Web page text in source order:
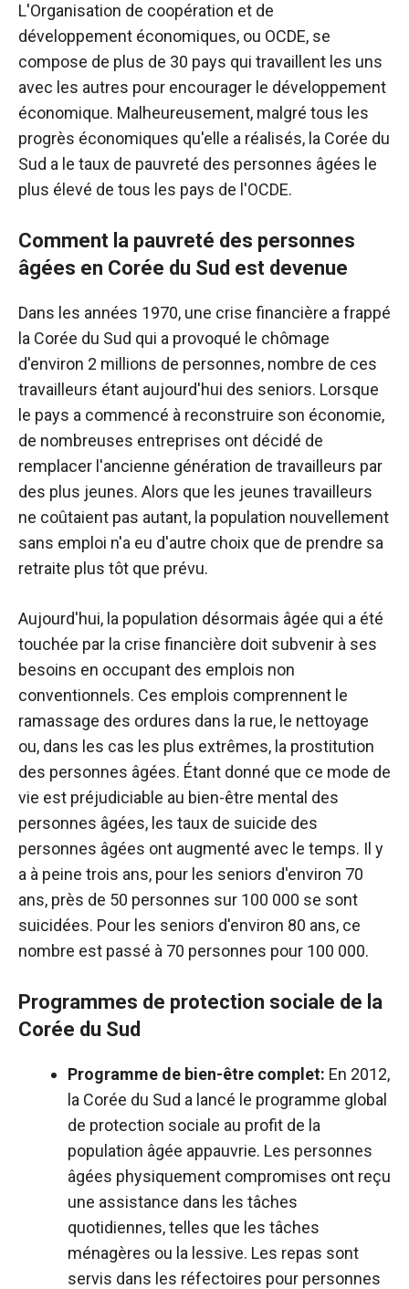
L'Organisation de coopération et de
développement économiques, ou OCDE, se
compose de plus de 30 pays qui travaillent les uns
avec les autres pour encourager le développement
économique. Malheureusement, malgré tous les
progrès économiques qu'elle a réalisés, la Corée du
Sud a le taux de pauvreté des personnes âgées le
plus élevé de tous les pays de l'OCDE.
Comment la pauvreté des personnes
âgées en Corée du Sud est devenue
Dans les années 1970, une crise financière a frappé
la Corée du Sud qui a provoqué le chômage
d'environ 2 millions de personnes, nombre de ces
travailleurs étant aujourd'hui des seniors. Lorsque
le pays a commencé à reconstruire son économie,
de nombreuses entreprises ont décidé de
remplacer l'ancienne génération de travailleurs par
des plus jeunes. Alors que les jeunes travailleurs
ne coûtaient pas autant, la population nouvellement
sans emploi n'a eu d'autre choix que de prendre sa
retraite plus tôt que prévu.
Aujourd'hui, la population désormais âgée qui a été
touchée par la crise financière doit subvenir à ses
besoins en occupant des emplois non
conventionnels. Ces emplois comprennent le
ramassage des ordures dans la rue, le nettoyage
ou, dans les cas les plus extrêmes, la prostitution
des personnes âgées. Étant donné que ce mode de
vie est préjudiciable au bien-être mental des
personnes âgées, les taux de suicide des
personnes âgées ont augmenté avec le temps. Il y
a à peine trois ans, pour les seniors d'environ 70
ans, près de 50 personnes sur 100 000 se sont
suicidées. Pour les seniors d'environ 80 ans, ce
nombre est passé à 70 personnes pour 100 000.
Programmes de protection sociale de la
Corée du Sud
Programme de bien-être complet: En 2012,
la Corée du Sud a lancé le programme global
de protection sociale au profit de la
population âgée appauvrie. Les personnes
âgées physiquement compromises ont reçu
une assistance dans les tâches
quotidiennes, telles que les tâches
ménagères ou la lessive. Les repas sont
servis dans les réfectoires pour personnes